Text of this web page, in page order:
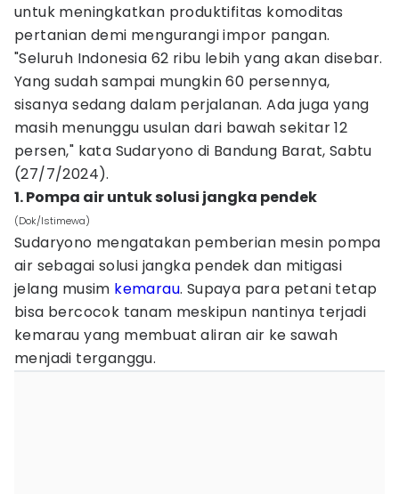
untuk meningkatkan produktifitas komoditas
pertanian demi mengurangi impor pangan.
"Seluruh Indonesia 62 ribu lebih yang akan disebar.
Yang sudah sampai mungkin 60 persennya,
sisanya sedang dalam perjalanan. Ada juga yang
masih menunggu usulan dari bawah sekitar 12
persen," kata Sudaryono di Bandung Barat, Sabtu
(27/7/2024).
1. Pompa air untuk solusi jangka pendek
(Dok/Istimewa)
Sudaryono mengatakan pemberian mesin pompa
air sebagai solusi jangka pendek dan mitigasi
jelang musim kemarau. Supaya para petani tetap
bisa bercocok tanam meskipun nantinya terjadi
kemarau yang membuat aliran air ke sawah
menjadi terganggu.